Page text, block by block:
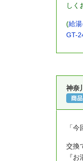
しく
(給
GT-
神奈
「
交換
『